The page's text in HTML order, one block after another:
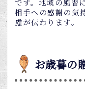
です。地域の風習
相手への感謝の気
慮が伝わります。
お歳暮の